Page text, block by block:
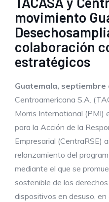
movimiento
colaboración
estratégicos
Guatemala, septiembre
Centroamericana S.A.
Morris International (PMI)
para la Acción de la
Empresarial (CentraRSE)
relanzamiento del
mediante el que se
sostenible de los
dispositivos en desuso,